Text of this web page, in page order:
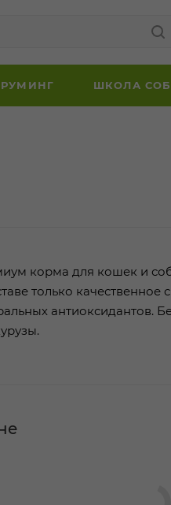
ШКОЛА
корма для кошек и
только
антиоксидантов.